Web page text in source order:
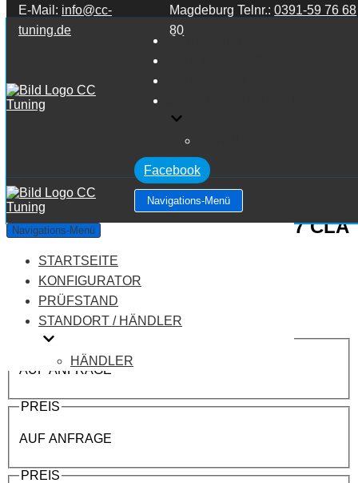
Zum Inhalt springen
E-Mail: info@cc-
tuning.de
Magdeburg Telnr.:0391-59 76 68
80
STARTSEITE
Facebook
Navigations-Menü
Navigations-Menü
STARTSEITE
KONFIGURATOR
PRÜFSTAND
STANDORT / HÄNDLER
HÄNDLER
Mercedes Benz CLA Klasse C117 CLA
Klasse 180 CDI
Leistung:109 PS
Drehmoment:260 NM
Motortyp:Diesel
PREIS
AUF ANFRAGE
PREIS
AUF ANFRAGE
PREIS